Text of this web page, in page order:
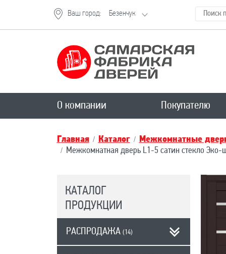
Ваш город: Безенчук
О компании Покупателю
Главная Каталог
Межкомнатные
Межкомнатная дверь L1-5 сатин стекло Эко-
КАТАЛОГ
ПРОДУКЦИИ
РАСПРОДАЖА (14)